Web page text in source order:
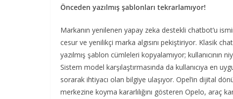
Önceden yazılmış şablonları tekrarlamıyor!
Markanın yenilenen yapay zeka destekli chatbot’u
cesur ve yenilikçi marka algısını pekiştiriyor. Klasik
yazılmış şablon cümleleri kopyalamıyor; kullanıcının
Sistem model karşılaştırmasında da kullanıcıya en
sorarak ihtiyacı olan bilgiye ulaşıyor. Opel’in dijital
merkezine koyma kararlılığını gösteren Opelo, araç